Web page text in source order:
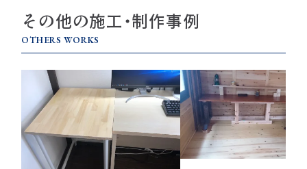
その他の施工・制作事例
OTHERS WORKS